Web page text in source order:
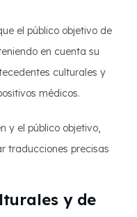
el público objetivo de
en cuenta su
culturales y
médicos.
y el público objetivo,
traducciones precisas
y de